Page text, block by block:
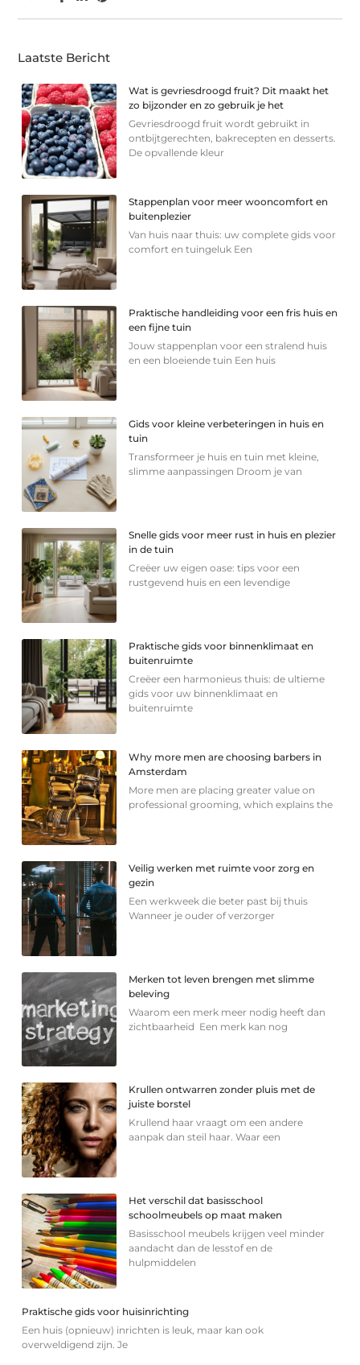
Laatste Bericht
Wat is gevriesdroogd fruit? Dit maakt het
zo bijzonder en zo gebruik je het
Gevriesdroogd fruit wordt gebruikt in
ontbijtgerechten, bakrecepten en desserts.
De opvallende kleur
Stappenplan voor meer wooncomfort en
buitenplezier
Van huis naar thuis: uw complete gids voor
comfort en tuingeluk Een
Praktische handleiding voor een fris huis en
een fijne tuin
Jouw stappenplan voor een stralend huis
en een bloeiende tuin Een huis
Gids voor kleine verbeteringen in huis en
tuin
Transformeer je huis en tuin met kleine,
slimme aanpassingen Droom je van
Snelle gids voor meer rust in huis en plezier
in de tuin
Creëer uw eigen oase: tips voor een
rustgevend huis en een levendige
Praktische gids voor binnenklimaat en
buitenruimte
Creëer een harmonieus thuis: de ultieme
gids voor uw binnenklimaat en
buitenruimte
Why more men are choosing barbers in
Amsterdam
More men are placing greater value on
professional grooming, which explains the
Veilig werken met ruimte voor zorg en
gezin
Een werkweek die beter past bij thuis
Wanneer je ouder of verzorger
Merken tot leven brengen met slimme
beleving
Waarom een merk meer nodig heeft dan
zichtbaarheid Een merk kan nog
Krullen ontwarren zonder pluis met de
juiste borstel
Krullend haar vraagt om een andere
aanpak dan steil haar. Waar een
Het verschil dat basisschool
schoolmeubels op maat maken
Basisschool meubels krijgen veel minder
aandacht dan de lesstof en de
hulpmiddelen
Praktische gids voor huisinrichting
Een huis (opnieuw) inrichten is leuk, maar kan ook
overweldigend zijn. Je